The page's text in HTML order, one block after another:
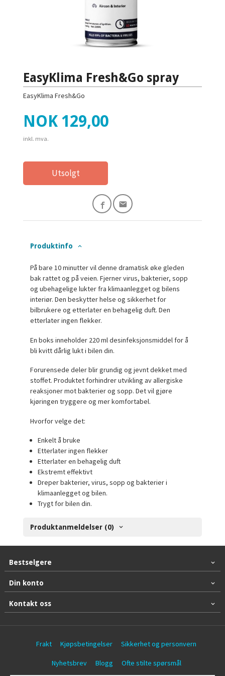
EasyKlima Fresh&Go spray
EasyKlima Fresh&Go
Pris
NOK 129,00
inkl. mva.
Utsolgt
Produktinfo
På bare 10 minutter vil denne dramatisk øke gleden
bak rattet og på veien. Fjerner virus, bakterier, sopp
og ubehagelige lukter fra klimaanlegget og bilens
interiør. Den beskytter helse og sikkerhet for
bilbrukere og etterlater en behagelig duft. Den
etterlater ingen flekker.
En boks inneholder 220 ml desinfeksjonsmiddel for å
bli kvitt dårlig lukt i bilen din.
Forurensede deler blir grundig og jevnt dekket med
stoffet. Produktet forhindrer utvikling av allergiske
reaksjoner mot bakterier og sopp. Det vil gjøre
kjøringen tryggere og mer komfortabel.
Hvorfor velge det:
Enkelt å bruke
Etterlater ingen flekker
Etterlater en behagelig duft
Ekstremt effektivt
Dreper bakterier, virus, sopp og bakterier i
klimaanlegget og bilen.
Trygt for bilen din.
Produktanmeldelser (0)
Bestselgere
Din konto
Kontakt oss
Frakt Kjøpsbetingelser Sikkerhet og personvern
Nyhetsbrev Blogg Ofte stilte spørsmål